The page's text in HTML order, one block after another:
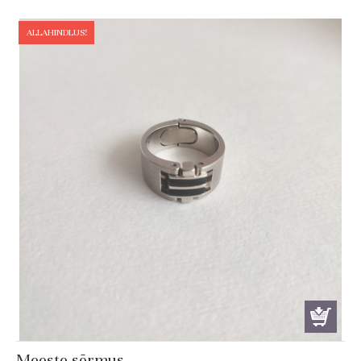
€ 99.00.€ 74.25.
ALLAHINDLUS!